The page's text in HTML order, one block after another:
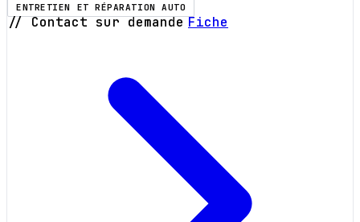
ENTRETIEN ET RÉPARATION AUTO
// Contact sur demande Fiche